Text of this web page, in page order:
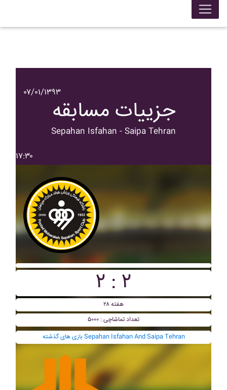
۰۷/۰۱/۱۳۹۳
جزییات مسابقه
Sepahan Isfahan - Saipa Tehran
۱۷:۳۰
۲ : ۲
هفته ۲۸
تعداد تماشاچی : ۵۰۰۰
بازی های گذشته Sepahan Isfahan And Saipa Tehran